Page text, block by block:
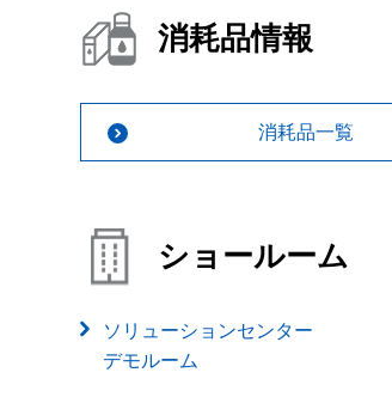
消耗品情報
消耗品一覧
ショールーム
ソリューションセンター
デモルーム